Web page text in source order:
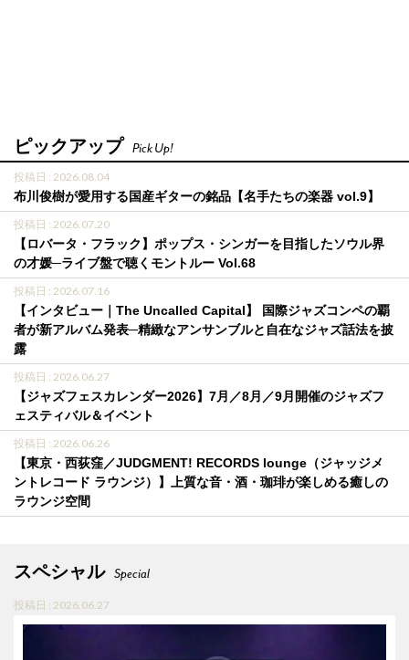
ピックアップ Pick Up!
投稿日 : 2026.08.04
布川俊樹が愛用する国産ギターの銘品【名手たちの楽器 vol.9】
投稿日 : 2026.07.20
【ロバータ・フラック】ポップス・シンガーを目指したソウル界
の才媛─ライブ盤で聴くモントルー Vol.68
投稿日 : 2026.07.16
【インタビュー｜The Uncalled Capital】 国際ジャズコンペの覇
者が新アルバム発表─精緻なアンサンブルと自在なジャズ話法を披
露
投稿日 : 2026.06.27
【ジャズフェスカレンダー2026】7月／8月／9月開催のジャズフ
ェスティバル＆イベント
投稿日 : 2026.06.26
【東京・西荻窪／JUDGMENT! RECORDS lounge（ジャッジメ
ントレコード ラウンジ）】上質な音・酒・珈琲が楽しめる癒しの
ラウンジ空間
スペシャル Special
投稿日 : 2026.06.27